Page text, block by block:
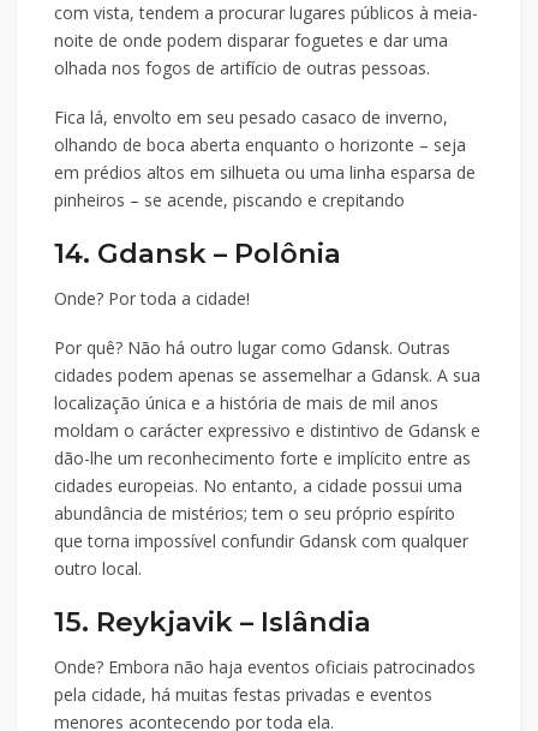
com vista, tendem a procurar lugares públicos à meia-
noite de onde podem disparar foguetes e dar uma
olhada nos fogos de artifício de outras pessoas.
Fica lá, envolto em seu pesado casaco de inverno,
olhando de boca aberta enquanto o horizonte – seja
em prédios altos em silhueta ou uma linha esparsa de
pinheiros – se acende, piscando e crepitando
14. Gdansk – Polônia
Onde? Por toda a cidade!
Por quê? Não há outro lugar como Gdansk. Outras
cidades podem apenas se assemelhar a Gdansk. A sua
localização única e a história de mais de mil anos
moldam o carácter expressivo e distintivo de Gdansk e
dão-lhe um reconhecimento forte e implícito entre as
cidades europeias. No entanto, a cidade possui uma
abundância de mistérios; tem o seu próprio espírito
que torna impossível confundir Gdansk com qualquer
outro local.
15. Reykjavik – Islândia
Onde? Embora não haja eventos oficiais patrocinados
pela cidade, há muitas festas privadas e eventos
menores acontecendo por toda ela.